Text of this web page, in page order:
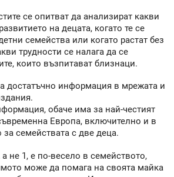
се опитват да анализират какви
на децата, когато те се
семейства или когато растат без
трудности се налага да се
които възпитават близнаци.
достатъчно информация в мрежата и
обаче има за най-честият
Европа, включително и в
семействата с две деца.
а не 1, е по-весело в семейството,
може да помага на своята майка